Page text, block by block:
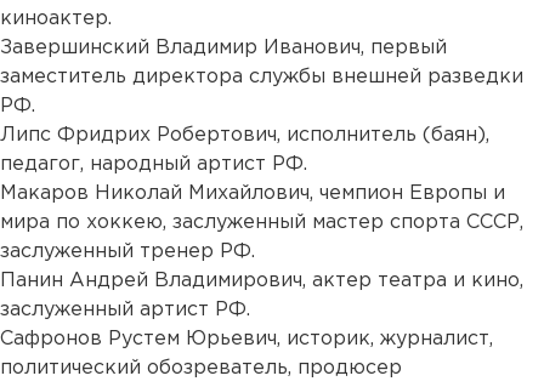
киноактер.
Завершинский Владимир Иванович, первый
заместитель директора службы внешней разведки
РФ.
Липс Фридрих Робертович, исполнитель (баян),
педагог, народный артист РФ.
Макаров Николай Михайлович, чемпион Европы и
мира по хоккею, заслуженный мастер спорта СССР,
заслуженный тренер РФ.
Панин Андрей Владимирович, актер театра и кино,
заслуженный артист РФ.
Сафронов Рустем Юрьевич, историк, журналист,
политический обозреватель, продюсер